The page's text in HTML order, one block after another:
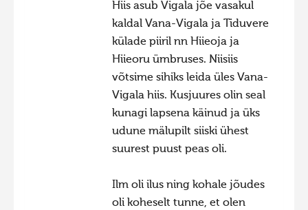
Hiite kuvavõistlus 2015
Hiite kuvavõistlus 2014
Hiite kuvavõistlus 2013
Hiite kuvavõistlus 2012
Hiite kuvavõistlus 2011
Hiite kuvavõistlus 2008
Hiis asub Vigala jõe vasakul
kaldal Vana-Vigala ja Tiduvere
külade piiril nn Hiieoja ja
Hiieoru ümbruses. Niisiis
võtsime sihiks leida üles Vana-
Vigala hiis. Kusjuures olin seal
kunagi lapsena käinud ja üks
udune mälupilt siiski ühest
suurest puust peas oli.
Ilm oli ilus ning kohale jõudes
oli koheselt tunne, et olen